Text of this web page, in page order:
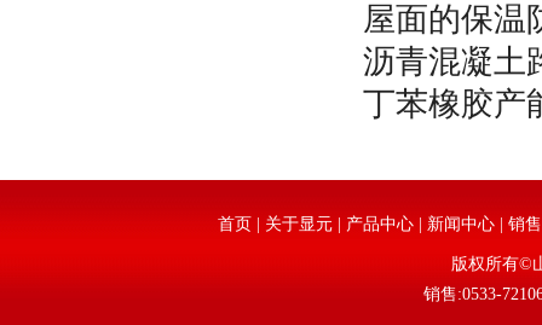
屋面的保温
沥青混凝土
丁苯橡胶产
首页 关于显元 产品中心 新闻中心 销
版权所有©
销售:0533-